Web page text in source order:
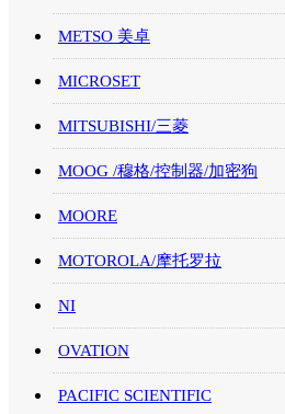
METSO 美卓
MICROSET
MITSUBISHI/三菱
MOOG /穆格/控制器/加密狗
MOORE
MOTOROLA/摩托罗拉
NI
OVATION
PACIFIC SCIENTIFIC